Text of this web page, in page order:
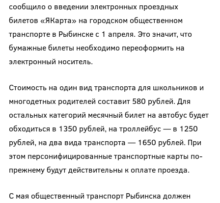
сообщило о введении электронных проездных
билетов «ЯКарта» на городском общественном
транспорте в Рыбинске с 1 апреля. Это значит, что
бумажные билеты необходимо переоформить на
электронный носитель.
Стоимость на один вид транспорта для школьников и
многодетных родителей составит 580 рублей. Для
остальных категорий месячный билет на автобус будет
обходиться в 1350 рублей, на троллейбус — в 1250
рублей, на два вида транспорта — 1650 рублей. При
этом персонифицированные транспортные карты по-
прежнему будут действительны к оплате проезда.
С мая общественный транспорт Рыбинска должен